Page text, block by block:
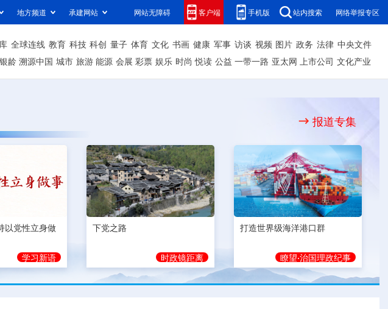
地方频道 承建网站 网站无障碍 客户端 手机版 站内搜索 网络举报专区
全球连线 教育 科技 科创 量子 体育 文化 书画 健康 军事 访谈 视频 图片 政务 法律 中央文件
银龄 溯源中国 城市 旅游 能源 会展 彩票 娱乐 时尚 悦读 公益 一带一路 亚太网 上市公司 文化产业
报道专集
以党性立身做
学习新语
下党之路
时政镜距离
打造世界级海洋港口群
瞭望·治国理政纪事